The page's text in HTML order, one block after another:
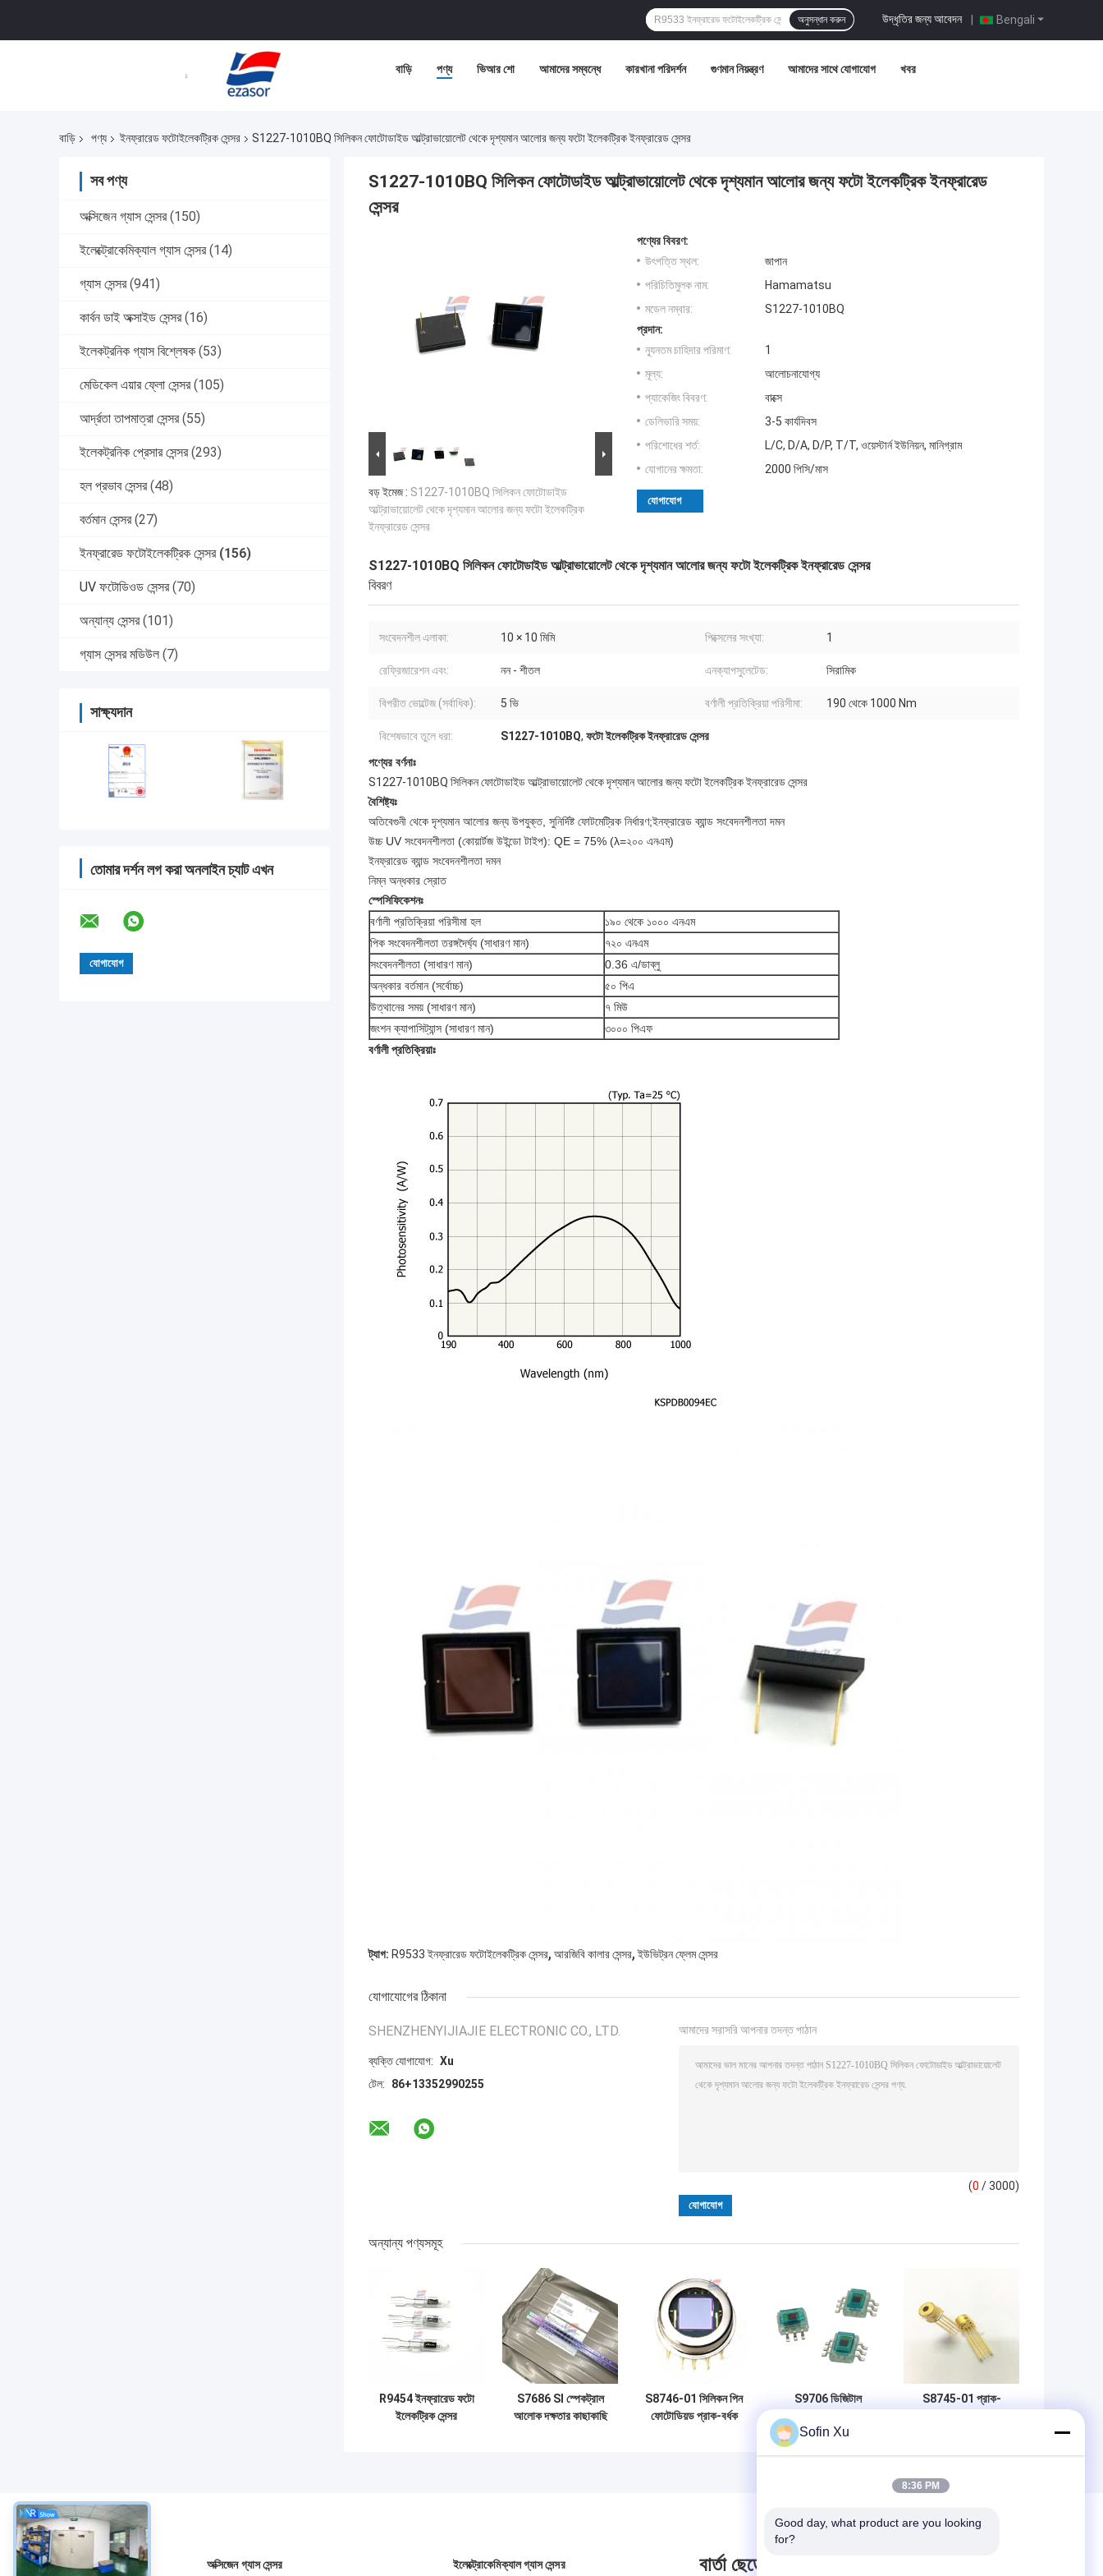
Bengali
উদ্ধৃতির জন্য আবেদন |
অনুসন্ধান করুন
বাড়ি পণ্য ভিআর শো আমাদের সম্বন্ধে কারখানা পরিদর্শন গুণমান নিয়ন্ত্রণ আমাদের সাথে যোগাযোগ খবর
বাড়ি পণ্য ইনফ্রারেড ফটোইলেকট্রিক সেন্সর S1227-1010BQ সিলিকন ফোটোডাইড আল্ট্রাভায়োলেট থেকে দৃশ্যমান আলোর জন্য ফটো ইলেকট্রিক ইনফ্রারেড সেন্সর
সব পণ্য
অক্সিজেন গ্যাস সেন্সর (150)
ইলেক্ট্রোকেমিক্যাল গ্যাস সেন্সর (14)
গ্যাস সেন্সর (941)
কার্বন ডাই অক্সাইড সেন্সর (16)
ইলেকট্রনিক গ্যাস বিশ্লেষক (53)
মেডিকেল এয়ার ফ্লো সেন্সর (105)
আর্দ্রতা তাপমাত্রা সেন্সর (55)
ইলেকট্রনিক প্রেসার সেন্সর (293)
হল প্রভাব সেন্সর (48)
বর্তমান সেন্সর (27)
ইনফ্রারেড ফটোইলেকট্রিক সেন্সর (156)
UV ফটোডিওড সেন্সর (70)
অন্যান্য সেন্সর (101)
গ্যাস সেন্সর মডিউল (7)
সাক্ষ্যদান
তোমার দর্শন লগ করা অনলাইন চ্যাট এখন
S1227-1010BQ সিলিকন ফোটোডাইড আল্ট্রাভায়োলেট থেকে দৃশ্যমান আলোর জন্য ফটো ইলেকট্রিক ইনফ্রারেড
সেন্সর
বড় ইমেজ : S1227-1010BQ সিলিকন ফোটোডাইড
আল্ট্রাভায়োলেট থেকে দৃশ্যমান আলোর জন্য ফটো ইলেকট্রিক
ইনফ্রারেড সেন্সর
পণ্যের বিবরণ:
উৎপত্তি স্থল:
জাপান
পরিচিতিমুলক নাম:
Hamamatsu
মডেল নম্বার:
S1227-1010BQ
প্রদান:
ন্যূনতম চাহিদার পরিমাণ:
1
মূল্য:
আলোচনাযোগ্য
প্যাকেজিং বিবরণ:
বাক্সে
ডেলিভারি সময়:
3-5 কার্যদিবস
পরিশোধের শর্ত:
L/C, D/A, D/P, T/T, ওয়েস্টার্ন ইউনিয়ন, মানিগ্রাম
যোগানের ক্ষমতা:
2000 পিসি/মাস
যোগাযোগ
S1227-1010BQ সিলিকন ফোটোডাইড আল্ট্রাভায়োলেট থেকে দৃশ্যমান আলোর জন্য ফটো ইলেকট্রিক ইনফ্রারেড সেন্সর
বিবরণ
সংবেদনশীল এলাকা: 10 × 10 মিমি পিক্সেলের সংখ্যা: 1
রেফ্রিজারেশন এবং: নন - শীতল এনক্যাপসুলেটেড: সিরামিক
বিপরীত ভোল্টেজ (সর্বাধিক): 5 ভি বর্ণালী প্রতিক্রিয়া পরিসীমা: 190 থেকে 1000 Nm
বিশেষভাবে তুলে ধরা: S1227-1010BQ, ফটো ইলেকট্রিক ইনফ্রারেড সেন্সর
পণ্যের বর্ণনাঃ
S1227-1010BQ সিলিকন ফোটোডাইড আল্ট্রাভায়োলেট থেকে দৃশ্যমান আলোর জন্য ফটো ইলেকট্রিক ইনফ্রারেড সেন্সর
বৈশিষ্ট্যঃ
অতিবেগুনী থেকে দৃশ্যমান আলোর জন্য উপযুক্ত, সুনির্দিষ্ট ফোটমেট্রিক নির্ধারণ;ইনফ্রারেড ব্যান্ড সংবেদনশীলতা দমন
উচ্চ UV সংবেদনশীলতা (কোয়ার্টজ উইন্ডো টাইপ): QE = 75% (λ=২০০ এনএম)
ইনফ্রারেড ব্যান্ড সংবেদনশীলতা দমন
নিম্ন অন্ধকার স্রোত
স্পেসিফিকেশনঃ
বর্ণালী প্রতিক্রিয়া পরিসীমা হল
১৯০ থেকে ১০০০ এনএম
পিক সংবেদনশীলতা তরঙ্গদৈর্ঘ্য (সাধারণ মান)
৭২০ এনএম
সংবেদনশীলতা (সাধারণ মান)
0.36 এ/ডাব্লু
অন্ধকার বর্তমান (সর্বোচ্চ)
৫০ পিএ
উত্থানের সময় (সাধারণ মান)
৭ মিউ
জংশন ক্যাপাসিট্যান্স (সাধারণ মান)
৩০০০ পিএফ
বর্ণালী প্রতিক্রিয়াঃ
ট্যাগ: R9533 ইনফ্রারেড ফটোইলেকট্রিক সেন্সর, আরজিবি কালার সেন্সর, ইউভিট্রন ফ্লেম সেন্সর
যোগাযোগের ঠিকানা
SHENZHENYIJIAJIE ELECTRONIC CO., LTD.
ব্যক্তি যোগাযোগ: Xu
টেল:
86+13352990255
আমাদের সরাসরি আপনার তদন্ত পাঠান
(0 / 3000)
অন্যান্য পণ্যসমূহ
R9454 ইনফ্রারেড ফটো
ইলেকট্রিক সেন্সর
S7686 SI স্পেকট্রাল
আলোক দক্ষতার কাছাকাছি
S8746-01 সিলিকন পিন
ফোটোডিয়ড প্রাক-বর্ধক
S9706 ডিজিটাল
আরজিবি থ্রি কালার সেন্সর
12 বিট ডিজিটাল আউটপুট
S8745-01 প্রাক-
সম্বন্ধে অক্সিজেন গ্যাস সেন্সর ইলেক্ট্রোকেমিক্যাল গ্যাস সেন্সর বার্তা ছেড়ে
Sofin Xu
8:36 PM
Good day, what product are you looking
for?